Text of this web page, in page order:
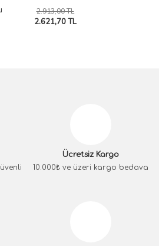
2.913,00 TL
2.621,70 TL
Ücretsiz Kargo
10.000₺ ve üzeri kargo bedava